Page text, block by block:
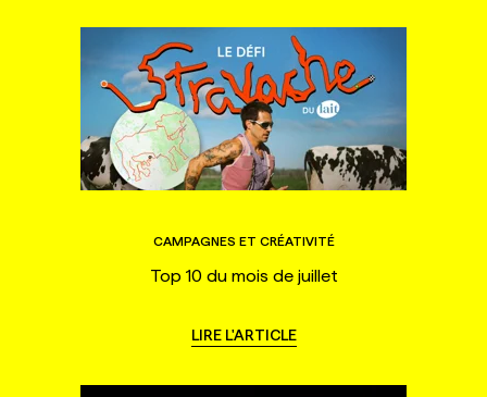
CAMPAGNES ET CRÉATIVITÉ
Top 10 du mois de juillet
LIRE L'ARTICLE